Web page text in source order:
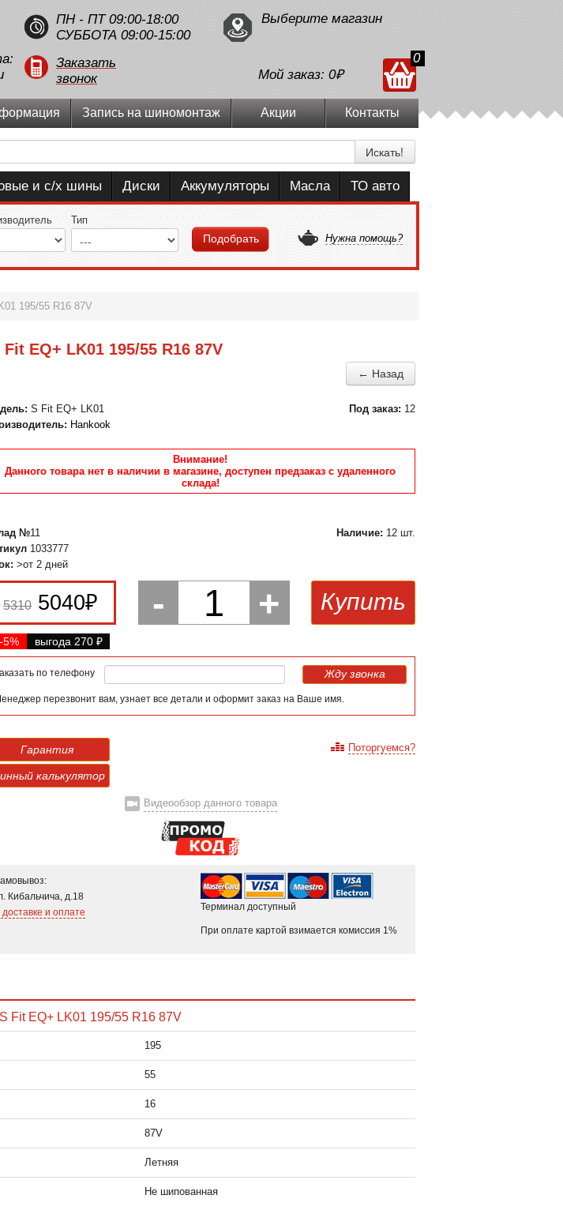
ПН - ПТ 09:00-18:00
СУББОТА 09:00-15:00
Заказать
звонок
Выберите магазин
Мой заказ: 0₽
0
Запись на шиномонтаж Акции Контакты
Искать!
и с/х шины Диски Аккумуляторы Масла ТО авто
Тип
Подобрать Нужна помощь?
195/55 R16 87V
EQ+ LK01 195/55 R16 87V
← Назад
Под заказ: 12
S Fit EQ+ LK01
Hankook
Внимание!
Данного товара нет в наличии в магазине, доступен предзаказ с удаленного
склада!
Наличие: 12 шт.
№11
1033777
>от 2 дней
5310 5040₽
-5% выгода 270 ₽
- 1 + Купить
по телефону Жду звонка
перезвонит вам, узнает все детали и оформит заказ на Ваше имя.
Гарантия
калькулятор
Поторгуемся?
Видеообзор данного товара
Кибальчича, д.18
и оплате
Терминал доступный
При оплате картой взимается комиссия 1%
Fit EQ+ LK01 195/55 R16 87V
195
55
16
87V
Летняя
Не шипованная